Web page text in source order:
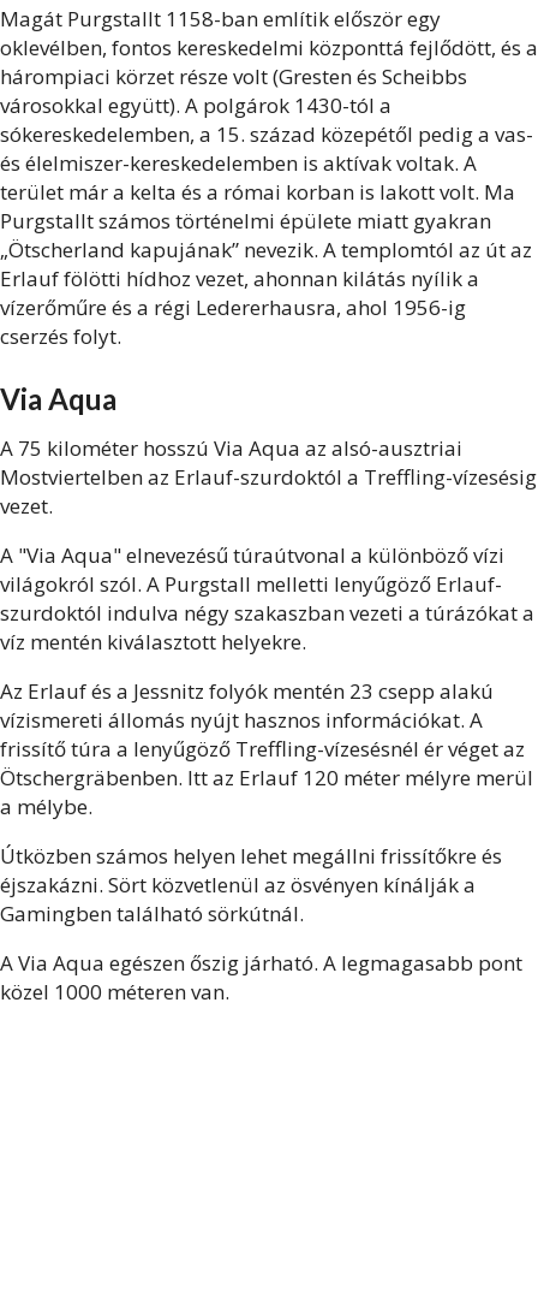
Magát Purgstallt 1158-ban említik először egy
oklevélben, fontos kereskedelmi központtá fejlődött, és a
hárompiaci körzet része volt (Gresten és Scheibbs
városokkal együtt). A polgárok 1430-tól a
sókereskedelemben, a 15. század közepétől pedig a vas-
és élelmiszer-kereskedelemben is aktívak voltak. A
terület már a kelta és a római korban is lakott volt. Ma
Purgstallt számos történelmi épülete miatt gyakran
„Ötscherland kapujának” nevezik. A templomtól az út az
Erlauf fölötti hídhoz vezet, ahonnan kilátás nyílik a
vízerőműre és a régi Ledererhausra, ahol 1956-ig
cserzés folyt.
Via Aqua
A 75 kilométer hosszú Via Aqua az alsó-ausztriai
Mostviertelben az Erlauf-szurdoktól a Treffling-vízesésig
vezet.
A "Via Aqua" elnevezésű túraútvonal a különböző vízi
világokról szól. A Purgstall melletti lenyűgöző Erlauf-
szurdoktól indulva négy szakaszban vezeti a túrázókat a
víz mentén kiválasztott helyekre.
Az Erlauf és a Jessnitz folyók mentén 23 csepp alakú
vízismereti állomás nyújt hasznos információkat. A
frissítő túra a lenyűgöző Treffling-vízesésnél ér véget az
Ötschergräbenben. Itt az Erlauf 120 méter mélyre merül
a mélybe.
Útközben számos helyen lehet megállni frissítőkre és
éjszakázni. Sört közvetlenül az ösvényen kínálják a
Gamingben található sörkútnál.
A Via Aqua egészen őszig járható. A legmagasabb pont
közel 1000 méteren van.